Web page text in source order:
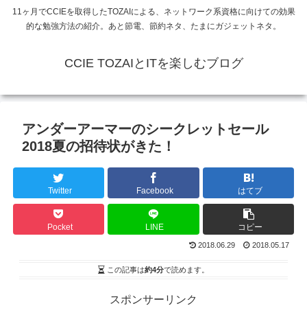
11ヶ月でCCIEを取得したTOZAIによる、ネットワーク系資格に向けての効果
的な勉強方法の紹介。あと節電、節約ネタ、たまにガジェットネタ。
CCIE TOZAIとITを楽しむブログ
アンダーアーマーのシークレットセール
2018夏の招待状がきた！
Twitter Facebook はてブ
Pocket LINE コピー
2018.06.29 2018.05.17
この記事は約4分で読めます。
スポンサーリンク